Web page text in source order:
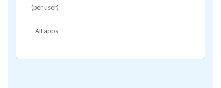
(per user)
- All apps